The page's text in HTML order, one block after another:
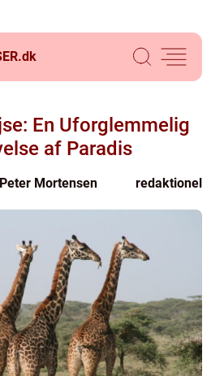
dk
En Uforglemmelig
af Paradis
Peter Mortensen redaktionel